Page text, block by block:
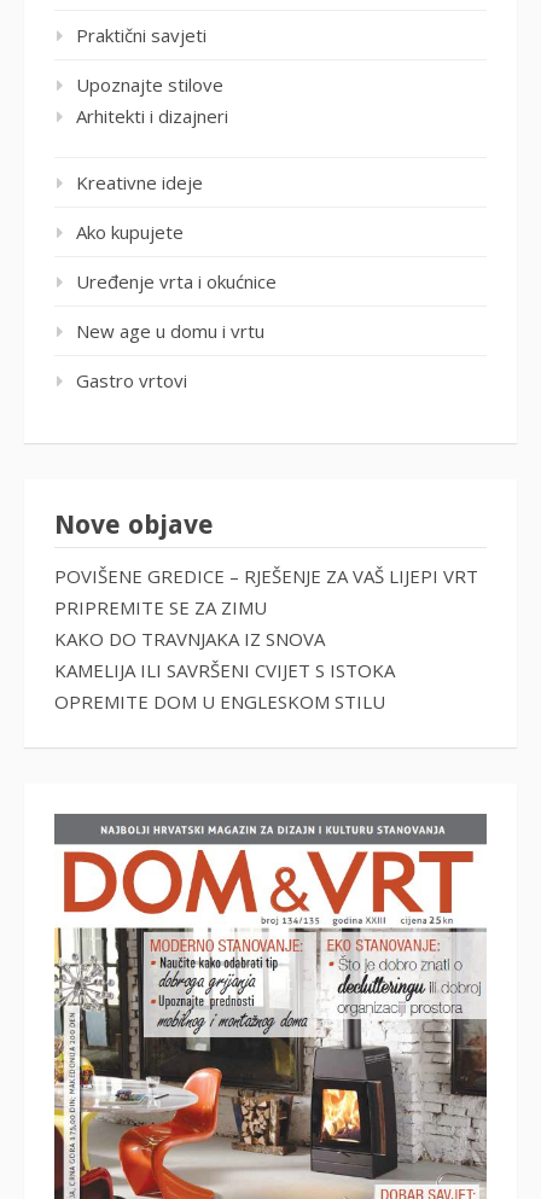
Praktični savjeti
Upoznajte stilove
Arhitekti i dizajneri
Kreativne ideje
Ako kupujete
Uređenje vrta i okućnice
New age u domu i vrtu
Gastro vrtovi
Nove objave
POVIŠENE GREDICE – RJEŠENJE ZA VAŠ LIJEPI VRT
PRIPREMITE SE ZA ZIMU
KAKO DO TRAVNJAKA IZ SNOVA
KAMELIJA ILI SAVRŠENI CVIJET S ISTOKA
OPREMITE DOM U ENGLESKOM STILU